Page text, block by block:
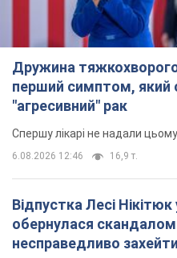
Дружина
перший симптом, який
"агресивний" рак
Спершу лікарі не надали
6.08.2026 12:46 16,9 т.
Відпустка Лесі
обернулася
несправедливо